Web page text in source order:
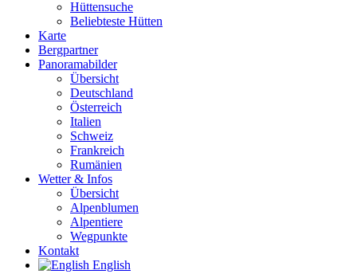
Hüttensuche
Beliebteste Hütten
Karte
Bergpartner
Panoramabilder
Übersicht
Deutschland
Österreich
Italien
Schweiz
Frankreich
Rumänien
Wetter & Infos
Übersicht
Alpenblumen
Alpentiere
Wegpunkte
Kontakt
English